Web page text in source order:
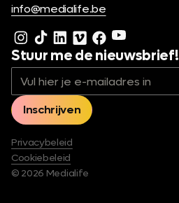
info@medialife.be
Stuur me de nieuwsbrief!
Privacybeleid
Cookiebeleid
© 2026 Medialife